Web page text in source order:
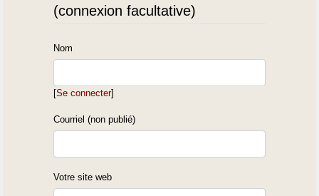
(connexion facultative)
Nom
[Se connecter]
Courriel (non publié)
Votre site web